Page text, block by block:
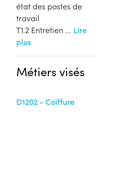
état des postes de
travail
T1.2 Entretien ... Lire
plus
Métiers visés
D1202 - Coiffure